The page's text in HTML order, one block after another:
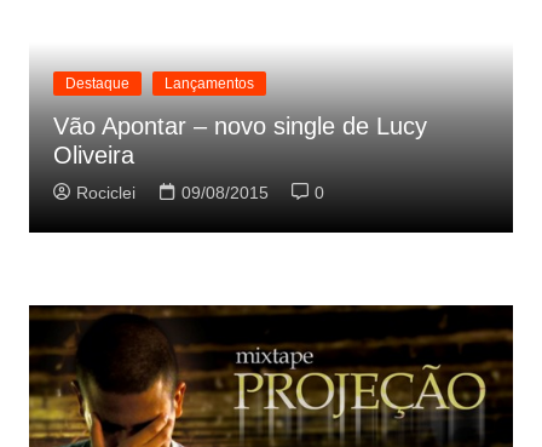
Destaque Lançamentos
Vão Apontar – novo single de Lucy
Oliveira
Rociclei 09/08/2015 0